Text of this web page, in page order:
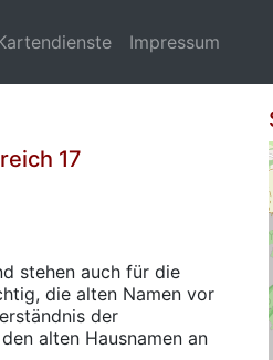
Impressum
17
stehen auch für die
die alten Namen vor
der
alten Hausnamen an